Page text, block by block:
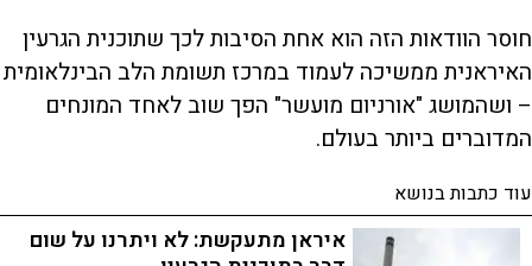
חוסר הוודאות הזה הוא אחת הסיבות לכך שתוכנית הגרעין
האיראנית ממשיכה לעמוד במרכז תשומת הלב הבינלאומית
– ושהמושג "אורניום מועשר" הפך שוב לאחד המונחים
המדוברים ביותר בעולם.
עוד כתבות בנושא
איראן מתעקשת: לא ויתרנו על שום